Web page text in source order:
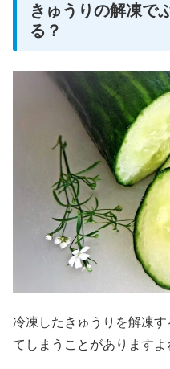
きゅうりの解凍で
る？
冷凍したきゅうりを解凍
てしまうことがありますよ